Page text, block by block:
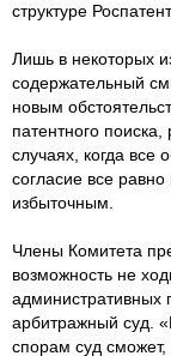
структуре
Лишь в некоторых
содержательный
новым
патентного
случаях, когда все
согласие все
избыточным.
Члены Комитета
возможность не
административных
арбитражный суд.
спорам суд сможет,